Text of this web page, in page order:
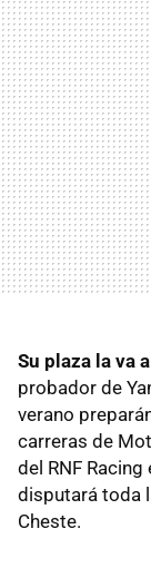
Su plaza la va
probador de
verano
carreras de
del RNF
disputará toda
Cheste.